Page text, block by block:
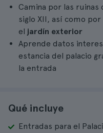
Camina por las ruinas
siglo XII, así como por
el jardín exterior
Aprende datos
estancia del palacio
la entrada
Qué incluye
Entradas para el